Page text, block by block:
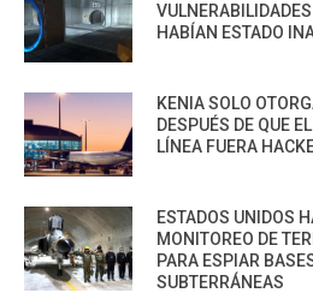
HABÍAN ESTADO
KENIA SOLO
DESPUÉS DE QUE
LÍNEA FUERA
ESTADOS UNIDOS
MONITOREO DE
PARA ESPIAR
SUBTERRÁNEAS